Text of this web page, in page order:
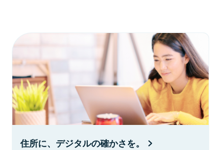
住所に、デジタルの確かさを。